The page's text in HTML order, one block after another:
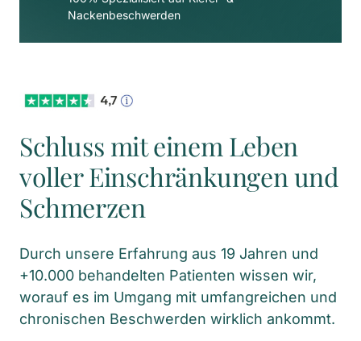
Nackenbeschwerden
Schluss mit einem Leben
voller Einschränkungen und
Schmerzen
Durch unsere Erfahrung aus 19 Jahren und
+10.000 behandelten Patienten wissen wir,
worauf es im Umgang mit umfangreichen und
chronischen Beschwerden wirklich ankommt.